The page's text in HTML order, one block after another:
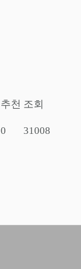
추천 조회
0 31008